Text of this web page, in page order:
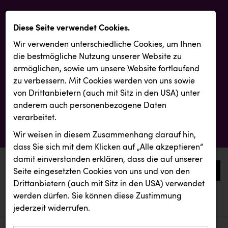
0
aktuelle aussendungen
aktuelle aussendungen
Diese Seite verwendet Cookies.
Wir verwenden unterschiedliche Cookies, um Ihnen
die best­mögliche Nutzung unserer Website zu
ermöglichen, sowie um unsere Website fortlaufend
zu verbessern. Mit Cookies werden von uns sowie
von Drittanbietern (auch mit Sitz in den USA) unter
anderem auch personenbezogene Daten
verarbeitet.
Wir weisen in diesem Zusammenhang darauf hin,
dass Sie sich mit dem Klicken auf „Alle akzeptieren“
damit ein­ver­standen erklären, dass die auf unserer
Seite eingesetzten Cookies von uns und von den
Drittanbietern (auch mit Sitz in den USA) verwendet
werden dürfen. Sie können diese Zustimmung
jederzeit widerrufen.